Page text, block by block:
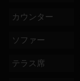
カウンター
ソファー
テラス席